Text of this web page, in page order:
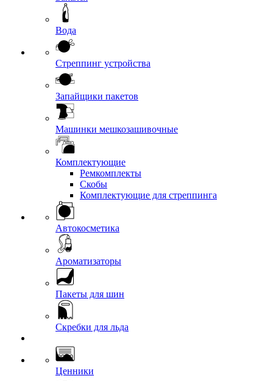
Вода
Стреппинг устройства
Запайщики пакетов
Машинки мешкозашивочные
Комплектующие
Ремкомплекты
Скобы
Комплектующие для стреппинга
Автокосметика
Ароматизаторы
Пакеты для шин
Скребки для льда
Ценники